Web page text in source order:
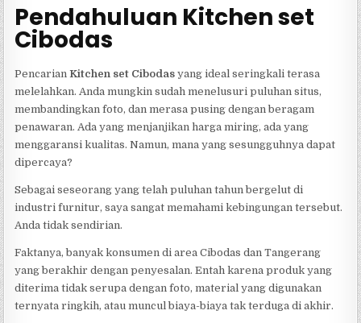
Pendahuluan Kitchen set
Cibodas
PencarianKitchen set Cibodas yang ideal seringkali terasa
melelahkan. Anda mungkin sudah menelusuri puluhan situs,
membandingkan foto, dan merasa pusing dengan beragam
penawaran. Ada yang menjanjikan harga miring, ada yang
menggaransi kualitas. Namun, mana yang sesungguhnya dapat
dipercaya?
Sebagai seseorang yang telah puluhan tahun bergelut di
industri furnitur, saya sangat memahami kebingungan tersebut.
Anda tidak sendirian.
Faktanya, banyak konsumen di area Cibodas dan Tangerang
yang berakhir dengan penyesalan. Entah karena produk yang
diterima tidak serupa dengan foto, material yang digunakan
ternyata ringkih, atau muncul biaya-biaya tak terduga di akhir.